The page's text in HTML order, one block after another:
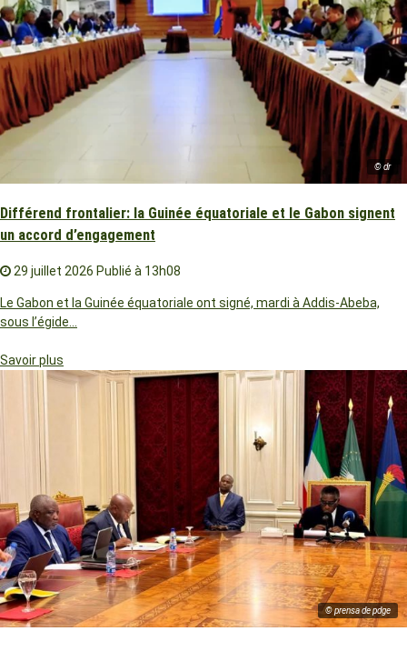
© dr
Différend frontalier: la Guinée équatoriale et le Gabon signent
un accord d’engagement
29 juillet 2026 Publié à 13h08
Le Gabon et la Guinée équatoriale ont signé, mardi à Addis-Abeba,
sous l’égide…
Savoir plus
© prensa de pdge